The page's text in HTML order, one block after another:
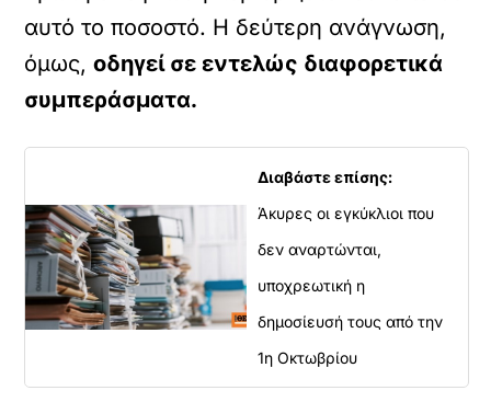
αυτό το ποσοστό. Η δεύτερη ανάγνωση,
όμως,οδηγεί σε εντελώς διαφορετικά
συμπεράσματα.
Διαβάστε επίσης:
Άκυρες οι εγκύκλιοι που
δεν αναρτώνται,
υποχρεωτική η
δημοσίευσή τους από την
1η Οκτωβρίου